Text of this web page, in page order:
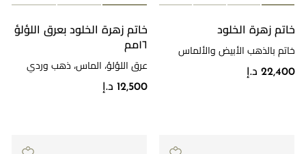
خاتم زهرة الخلود
خاتم بالذهب الأبيض والألماس
22,400 د.إ
خاتم زهرة الخلود بعرق اللؤلؤ
١٦مم
عرق اللؤلؤ، الماس، ذهب وردي
12,500 د.إ
مراجعة طلبك